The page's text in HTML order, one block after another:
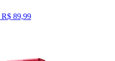
R$ 89,99